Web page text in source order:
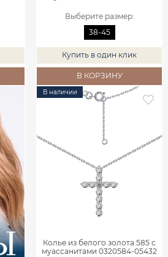
Выберите размер:
38-45
Купить в один клик
В КОРЗИНУ
В наличии
Колье из белого золота 585 с
муассанитами 0320584-05432